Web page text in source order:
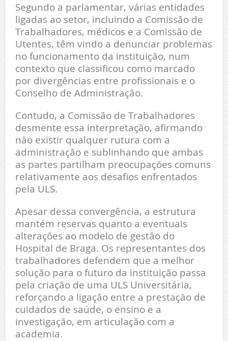
Segundo a parlamentar, várias entidades
ligadas ao setor, incluindo a Comissão de
Trabalhadores, médicos e a Comissão de
Utentes, têm vindo a denunciar problemas
no funcionamento da instituição, num
contexto que classificou como marcado
por divergências entre profissionais e o
Conselho de Administração.
Contudo, a Comissão de Trabalhadores
desmente essa interpretação, afirmando
não existir qualquer rutura com a
administração e sublinhando que ambas
as partes partilham preocupações comuns
relativamente aos desafios enfrentados
pela ULS.
Apesar dessa convergência, a estrutura
mantém reservas quanto a eventuais
alterações ao modelo de gestão do
Hospital de Braga. Os representantes dos
trabalhadores defendem que a melhor
solução para o futuro da instituição passa
pela criação de uma ULS Universitária,
reforçando a ligação entre a prestação de
cuidados de saúde, o ensino e a
investigação, em articulação com a
academia.